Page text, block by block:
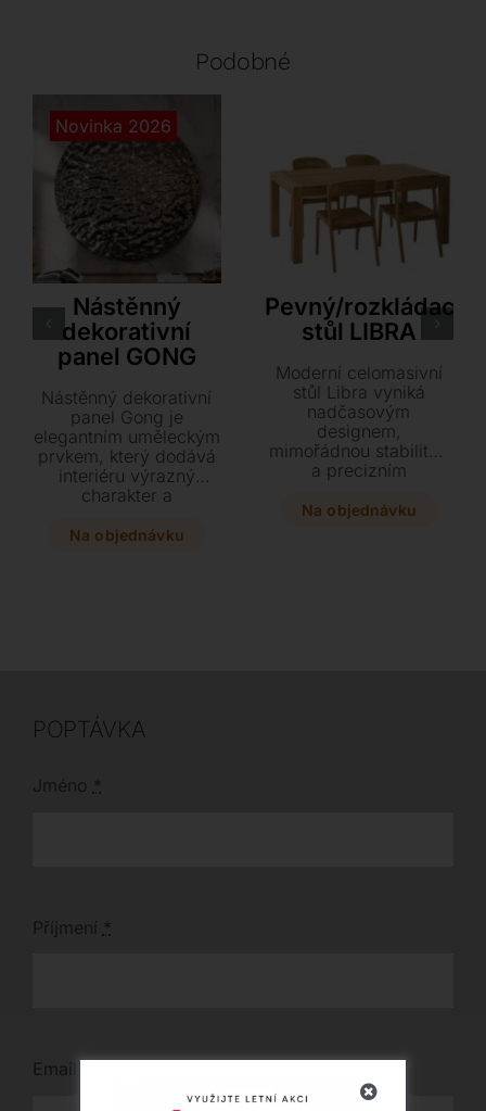
Podobné
Novinka 2026
Tonin Casa
Nástěnný
dekorativní
panel GONG
Nástěnný dekorativní
panel Gong je
elegantním uměleckým
prvkem, který dodává
interiéru výrazný
charakter a
atmosféru. Jeho
Na objednávku
KAPLAN 1934
Pevný/rozkládací
stůl LIBRA
Moderní celomasivní
stůl Libra vyniká
nadčasovým
designem,
mimořádnou stabilitou
a precizním
českého dřeva.
Na objednávku
POPTÁVKA
Jméno *
Příjmení *
Email